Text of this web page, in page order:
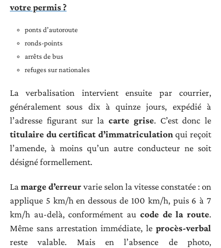
votre permis ?
ponts d’autoroute
ronds-points
arrêts de bus
refuges sur nationales
La verbalisation intervient ensuite par courrier,
généralement sous dix à quinze jours, expédié à
l’adresse figurant sur la carte grise. C’est donc le
titulaire du certificat d’immatriculation qui reçoit
l’amende, à moins qu’un autre conducteur ne soit
désigné formellement.
Lamarge d’erreurvarie selon la vitesse constatée : on
applique 5 km/h en dessous de 100 km/h, puis 6 à 7
km/h au-delà, conformément au code de la route.
Même sans arrestation immédiate, le procès-verbal
reste valable. Mais en l’absence de photo,